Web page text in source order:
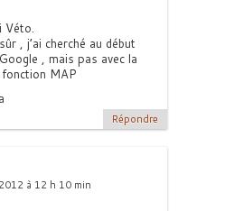
Véto.
, j’ai cherché au début
, mais pas avec la
MAP
Répondre
à 12 h 10 min